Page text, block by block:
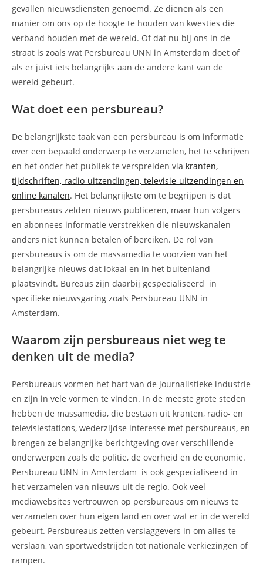
gevallen nieuwsdiensten genoemd. Ze dienen als een
manier om ons op de hoogte te houden van kwesties die
verband houden met de wereld. Of dat nu bij ons in de
straat is zoals wat Persbureau UNN in Amsterdam doet of
als er juist iets belangrijks aan de andere kant van de
wereld gebeurt.
Wat doet een persbureau?
De belangrijkste taak van een persbureau is om informatie
over een bepaald onderwerp te verzamelen, het te schrijven
en het onder het publiek te verspreiden via kranten,
tijdschriften, radio-uitzendingen, televisie-uitzendingen en
online kanalen. Het belangrijkste om te begrijpen is dat
persbureaus zelden nieuws publiceren, maar hun volgers
en abonnees informatie verstrekken die nieuwskanalen
anders niet kunnen betalen of bereiken. De rol van
persbureaus is om de massamedia te voorzien van het
belangrijke nieuws dat lokaal en in het buitenland
plaatsvindt. Bureaus zijn daarbij gespecialiseerd in
specifieke nieuwsgaring zoals Persbureau UNN in
Amsterdam.
Waarom zijn persbureaus niet weg te
denken uit de media?
Persbureaus vormen het hart van de journalistieke industrie
en zijn in vele vormen te vinden. In de meeste grote steden
hebben de massamedia, die bestaan uit kranten, radio- en
televisiestations, wederzijdse interesse met persbureaus, en
brengen ze belangrijke berichtgeving over verschillende
onderwerpen zoals de politie, de overheid en de economie.
Persbureau UNN in Amsterdam is ook gespecialiseerd in
het verzamelen van nieuws uit de regio. Ook veel
mediawebsites vertrouwen op persbureaus om nieuws te
verzamelen over hun eigen land en over wat er in de wereld
gebeurt. Persbureaus zetten verslaggevers in om alles te
verslaan, van sportwedstrijden tot nationale verkiezingen of
rampen.